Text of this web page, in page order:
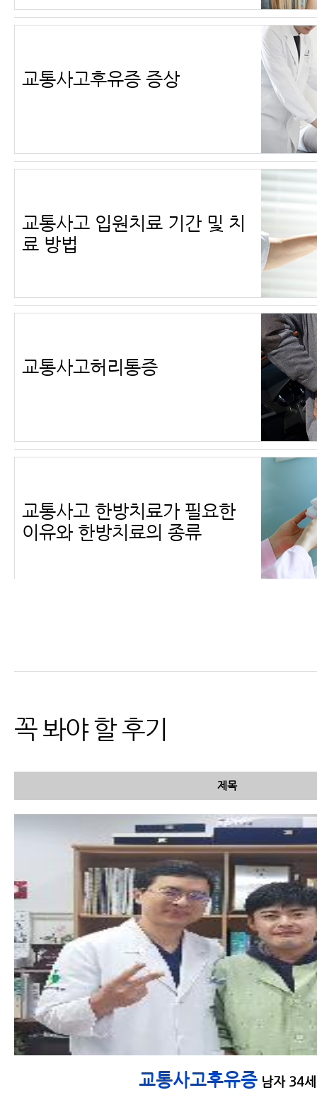
교통사고후유증 증상
교통사고 입원치료 기간 및 치
료 방법
교통사고허리통증
교통사고 한방치료가 필요한
이유와 한방치료의 종류
적용 가능
교통사고는 왜 다음날이 훨씬
더 아픈지 과학적인 설명이 가
능합니다.
교통사고 검사 종류 및 검사 가
능 부위와 진단
꼭 봐야 할 후기
제목
교통사고후유증남자 34세